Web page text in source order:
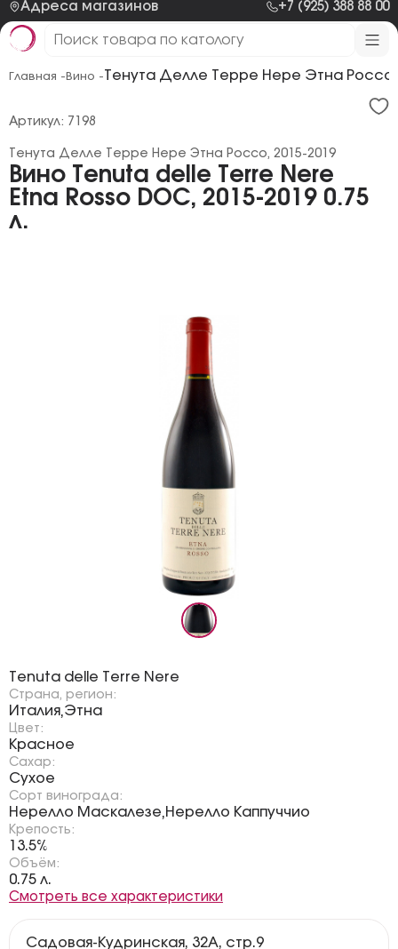
Адреса магазинов +7 (925) 388 88 00
Главная - Вино -Тенута Делле Терре Нере Этна Россо,
Вино Tenuta delle Terre Nere
Etna Rosso DOC, 2015-2019 0.75
л.
Тенута Делле Терре Нере Этна Россо, 2015-2019
Артикул: 7198
Tenuta delle Terre Nere
Страна, регион:
Италия,Этна
Цвет:
Красное
Сахар:
Сухое
Сорт винограда:
Нерелло Маскалезе,Нерелло Каппуччио
Крепость:
13.5%
Объём:
0.75 л.
Смотреть все характеристики
Садовая-Кудринская, 32А, стр.9